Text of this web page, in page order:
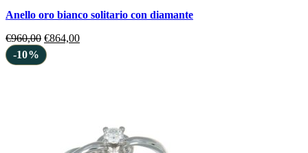
anello oro bianco solitario con diamante
€960,00 €864,00
-10%